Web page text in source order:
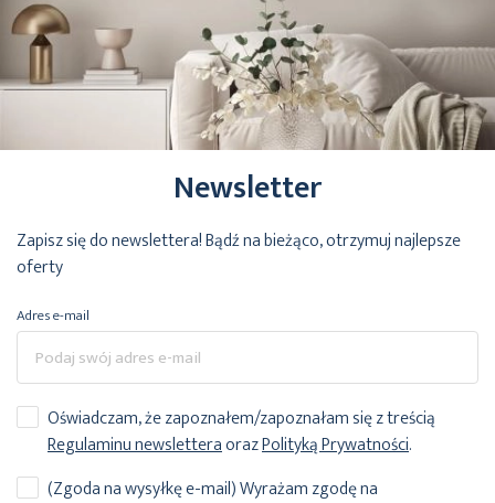
Newsletter
Zapisz się do newslettera! Bądź na bieżąco, otrzymuj najlepsze
oferty
Adres e-mail
Oświadczam, że zapoznałem/zapoznałam się z treścią
Regulaminu newsletteraorazPolityką Prywatności.
(Zgoda na wysyłkę e-mail) Wyrażam zgodę na